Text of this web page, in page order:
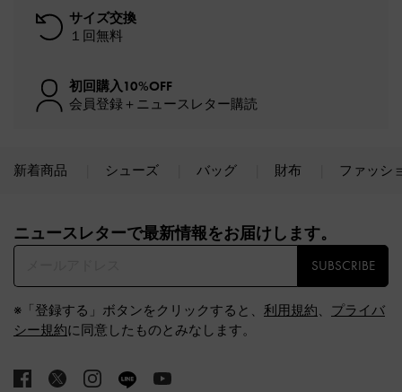
サイズ交換
１回無料
初回購入10%OFF
会員登録＋ニュースレター購読
新着商品 シューズ バッグ 財布 ファッシ
ニュースレターで最新情報をお届けします。​
SUBSCRIBE
※「登録する」ボタンをクリックすると、 利用規約、 プライバ
シー規約に同意したものとみなします。